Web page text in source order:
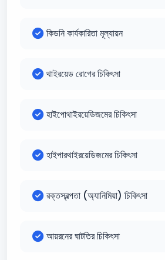
কিডনি কার্যকারিতা মূল্যায়ন
থাইরয়েড রোগের চিকিৎসা
হাইপোথাইরয়েডিজমের চিকিৎসা
হাইপারথাইরয়েডিজমের চিকিৎসা
রক্তস্বল্পতা (অ্যানিমিয়া) চিকিৎসা
আয়রনের ঘাটতির চিকিৎসা